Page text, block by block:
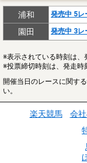
浦和 発売中 5レ
園田 発売中 3レ
※表示されている時刻は、
※投票締切時刻は、発走時
開催当日のレースに関す
い。
楽天競馬 会